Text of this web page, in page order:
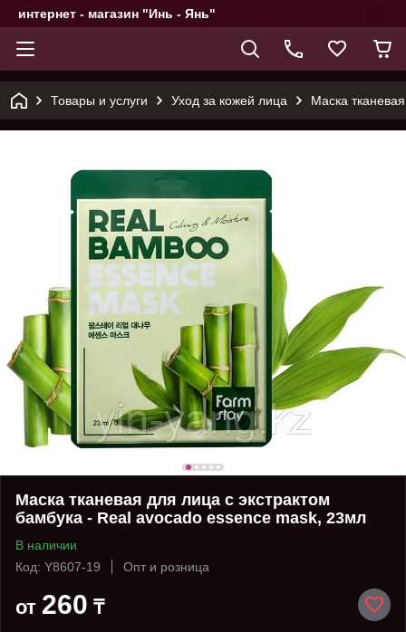
интернет - магазин "Инь - Янь"
Товары и услуги Уход за кожей лица Маска
Маска тканевая для лица с экстрактом
бамбука - Real avocado essence mask, 23мл
В наличии
Код: Y8607-19
Опт и розница
от 260 ₸